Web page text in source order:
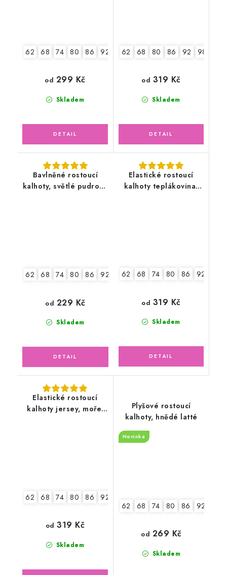
62 68 74 80 86 92 98 104
Skladem
od 299 Kč
62 68 80 86 92 98
Skladem
od 319 Kč
Bavlněné rostoucí
kalhoty, světlé pudrové
62 68 74 80 86 92 98 104
Skladem
od 229 Kč
Elastické rostoucí
kalhoty teplákovina,
62 68 74 80 86 92
Skladem
od 319 Kč
Elastické rostoucí
kalhoty jersey, moře,
62 68 74 80 86 92
Skladem
od 319 Kč
Plyšové rostoucí
kalhoty, hnědé latté
Novinka
62 68 74 80 86 92-98
Skladem
od 269 Kč